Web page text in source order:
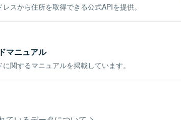
スから住所を取得できる公式APIを提供。
マニュアル
関するマニュアルを掲載しています。